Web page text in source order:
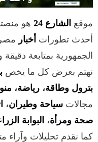
موقع الشارع 24
هو
أحدث تطورات أخبار
الجمهورية بمتابعة
نهتم بعرض كل ما يخص
بترول وطاقة، رياضة،
مجالات سياحة وطيران،
صحة ومرأة، البوابة
كما نقدم تحليلات وآراء